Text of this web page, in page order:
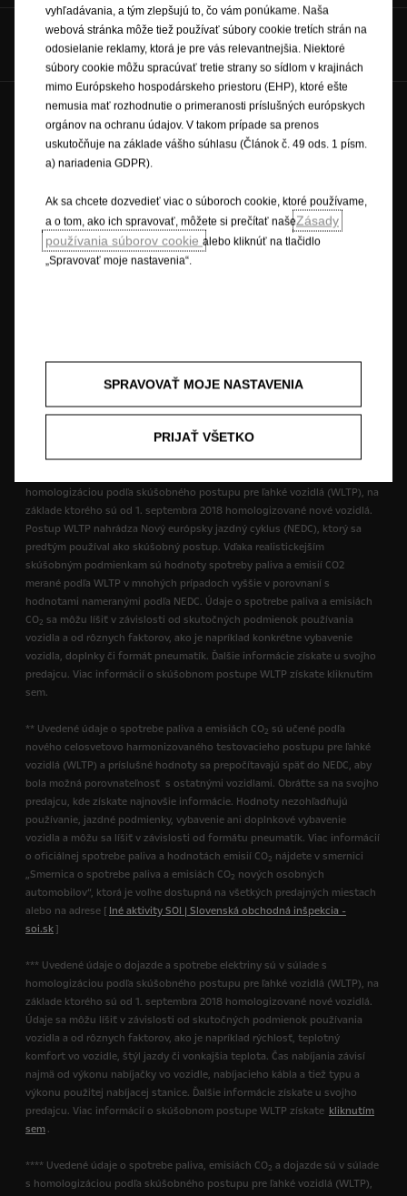
Hovorte s nami na
Budúcnosť patrí všetkým © Opel 2026
Ochranné známky a práva
Ochrana osobných údajov
Nové údaje o spotrebe paliva
Nastavenia cookies
vybavenie je k dispozícii za príplatok. Dostupnosť, technické parametre a
vybavenie našich vozidiel sa môžu líšiť alebo môžu byť v ponuke len v
informácie o vybavení našich vozidiel, obráťte sa na miestneho partnera
homologizáciou podľa skúšobného postupu pre ľahké vozidlá (WLTP), na
základe ktorého sú od 1. septembra 2018 homologizované nové vozidlá.
Postup WLTP nahrádza Nový európsky jazdný cyklus (NEDC), ktorý sa
predtým používal ako skúšobný postup. Vďaka realistickejším
skúšobným podmienkam sú hodnoty spotreby paliva a emisií CO2
merané podľa WLTP v mnohých prípadoch vyššie v porovnaní s
hodnotami nameranými podľa NEDC. Údaje o spotrebe paliva a emisiách
CO2 sa môžu líšiť v závislosti od skutočných podmienok používania
vozidla a od rôznych faktorov, ako je napríklad konkrétne vybavenie
vozidla, doplnky či formát pneumatík. Ďalšie informácie získate u svojho
predajcu. Viac informácií o skúšobnom postupe WLTP získate kliknutím
sem.
** Uvedené údaje o spotrebe paliva a emisiách CO2 sú učené podľa
nového celosvetovo harmonizovaného testovacieho postupu pre ľahké
vozidlá (WLTP) a príslušné hodnoty sa prepočítavajú späť do NEDC, aby
bola možná porovnateľnosť s ostatnými vozidlami. Obráťte sa na svojho
predajcu, kde získate najnovšie informácie. Hodnoty nezohľadňujú
používanie, jazdné podmienky, vybavenie ani doplnkové vybavenie
vozidla a môžu sa líšiť v závislosti od formátu pneumatík. Viac informácií
o oficiálnej spotrebe paliva a hodnotách emisií CO2 nájdete v smernici
„Smernica o spotrebe paliva a emisiách CO2 nových osobných
automobilov“, ktorá je voľne dostupná na všetkých predajných miestach
alebo na adrese [ Iné aktivity SOI | Slovenská obchodná inšpekcia -
soi.sk]
*** Uvedené údaje o dojazde a spotrebe elektriny sú v súlade s
homologizáciou podľa skúšobného postupu pre ľahké vozidlá (WLTP), na
základe ktorého sú od 1. septembra 2018 homologizované nové vozidlá.
Údaje sa môžu líšiť v závislosti od skutočných podmienok používania
vozidla a od rôznych faktorov, ako je napríklad rýchlosť, teplotný
komfort vo vozidle, štýl jazdy či vonkajšia teplota. Čas nabíjania závisí
najmä od výkonu nabíjačky vo vozidle, nabíjacieho kábla a tiež typu a
výkonu použitej nabíjacej stanice. Ďalšie informácie získate u svojho
predajcu. Viac informácií o skúšobnom postupe WLTP získate kliknutím
sem .
**** Uvedené údaje o spotrebe paliva, emisiách CO2 a dojazde sú v súlade
s homologizáciou podľa skúšobného postupu pre ľahké vozidlá (WLTP),
vyhľadávania, a tým zlepšujú to, čo vám ponúkame. Naša
webová stránka môže tiež používať súbory cookie tretích strán na
odosielanie reklamy, ktorá je pre vás relevantnejšia. Niektoré
súbory cookie môžu spracúvať tretie strany so sídlom v krajinách
mimo Európskeho hospodárskeho priestoru (EHP), ktoré ešte
nemusia mať rozhodnutie o primeranosti príslušných európskych
orgánov na ochranu údajov. V takom prípade sa prenos
uskutočňuje na základe vášho súhlasu (Článok č. 49 ods. 1 písm.
a) nariadenia GDPR).
Ak sa chcete dozvedieť viac o súboroch cookie, ktoré používame,
a o tom, ako ich spravovať, môžete si prečítať našeZásady
používania súborov cookie alebo kliknúť na tlačidlo
„Spravovať moje nastavenia“.
SPRAVOVAŤ MOJE NASTAVENIA
PRIJAŤ VŠETKO